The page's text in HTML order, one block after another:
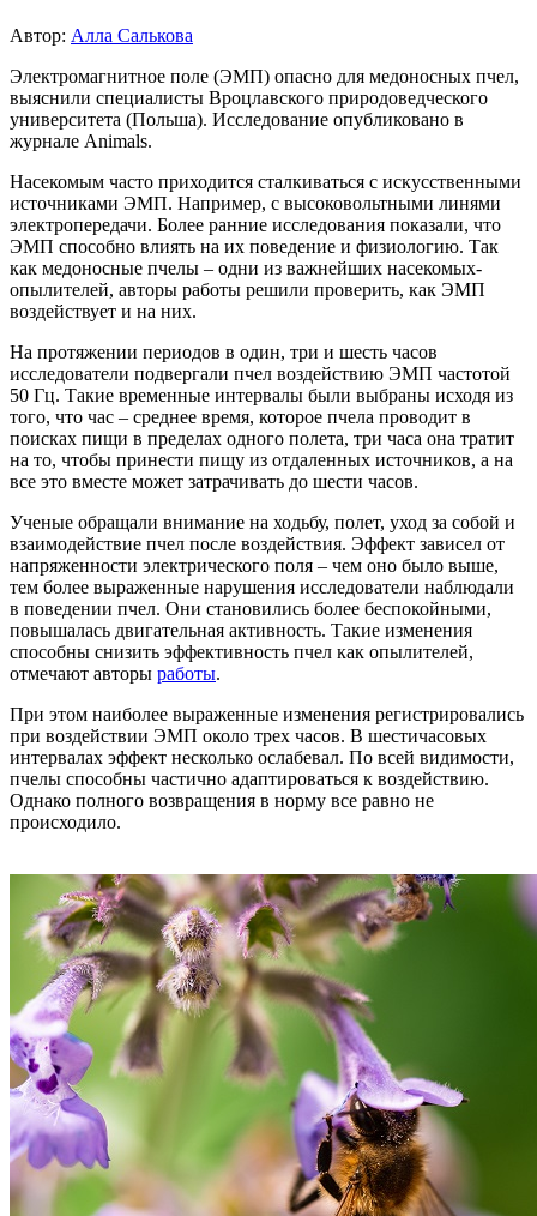
Автор: Алла Салькова
Электромагнитное поле (ЭМП) опасно для медоносных пчел,
выяснили специалисты Вроцлавского природоведческого
университета (Польша). Исследование опубликовано в
журнале Animals.
Насекомым часто приходится сталкиваться с искусственными
источниками ЭМП. Например, с высоковольтными линями
электропередачи. Более ранние исследования показали, что
ЭМП способно влиять на их поведение и физиологию. Так
как медоносные пчелы – одни из важнейших насекомых-
опылителей, авторы работы решили проверить, как ЭМП
воздействует и на них.
На протяжении периодов в один, три и шесть часов
исследователи подвергали пчел воздействию ЭМП частотой
50 Гц. Такие временные интервалы были выбраны исходя из
того, что час – среднее время, которое пчела проводит в
поисках пищи в пределах одного полета, три часа она тратит
на то, чтобы принести пищу из отдаленных источников, а на
все это вместе может затрачивать до шести часов.
Ученые обращали внимание на ходьбу, полет, уход за собой и
взаимодействие пчел после воздействия. Эффект зависел от
напряженности электрического поля – чем оно было выше,
тем более выраженные нарушения исследователи наблюдали
в поведении пчел. Они становились более беспокойными,
повышалась двигательная активность. Такие изменения
способны снизить эффективность пчел как опылителей,
отмечают авторы работы.
При этом наиболее выраженные изменения регистрировались
при воздействии ЭМП около трех часов. В шестичасовых
интервалах эффект несколько ослабевал. По всей видимости,
пчелы способны частично адаптироваться к воздействию.
Однако полного возвращения в норму все равно не
происходило.